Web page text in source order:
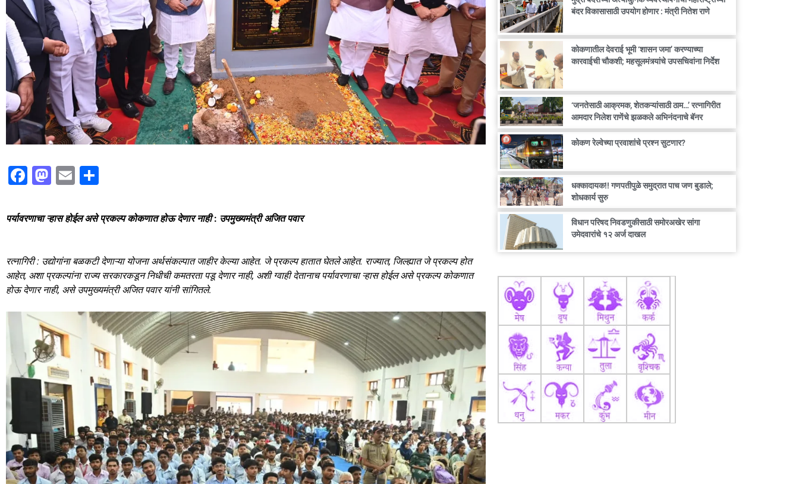
F
c
b
o
o
k
M
st
d
o
n
E
ai ar
पर्यावरणाचा ऱ्हास होईल असे प्रकल्प कोकणात होऊ देणार नाही: उपमुख्यमंत्री अजित पवार
रत्नागिरी : उद्योगांना बळकटी देणाऱ्या योजना अर्थसंकल्पात जाहीर केल्या आहेत. जे प्रकल्प हातात घेतले आहेत. राज्यात, जिल्ह्यात जे प्रकल्प होत
आहेत, अशा प्रकल्पांना राज्य सरकारकडून निधीची कमतरता पडू देणार नाही, अशी ग्वाही देतानाच पर्यावरणाचा ऱ्हास होईल असे प्रकल्प कोकणात
होऊ देणार नाही, असे उपमुख्यमंत्री अजित पवार यांनी सांगितले.
बंदर विकासासाठी उपयोग होणार : मंत्री नितेश राणे
कोकणातील देवराई भूमी ‘शासन जमा’ करण्याच्या
कारवाईची चौकशी; महसूलमंत्र्यांचे उपसचिवांना निर्देश
‘जनतेसाठी आक्रमक, शेतकऱ्यांसाठी ठाम…’ रत्नागिरीत
आमदार निलेश राणेंचे झळकले अभिनंदनाचे बॅनर
कोकण रेल्वेच्या प्रवाशांचे प्रश्न सुटणार?
धक्कादायक!! गणपतीपुळे समुद्रात पाच जण बुडाले;
शोधकार्य सुरु
विधान परिषद निवडणुकीसाठी समोरअखेर सांगा
उमेदवारांचे १२ अर्ज दाखल